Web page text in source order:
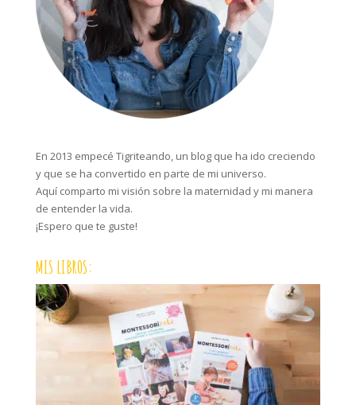
En 2013 empecé Tigriteando, un blog que ha ido creciendo
y que se ha convertido en parte de mi universo.
Aquí comparto mi visión sobre la maternidad y mi manera
de entender la vida.
¡Espero que te guste!
MIS LIBROS: